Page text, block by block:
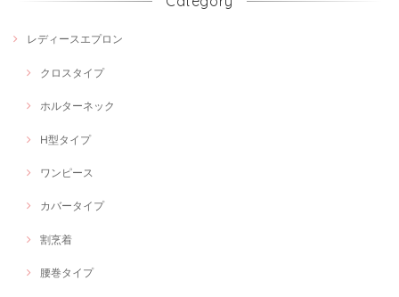
レディースエプロン
クロスタイプ
ホルターネック
H型タイプ
ワンピース
カバータイプ
割烹着
腰巻タイプ